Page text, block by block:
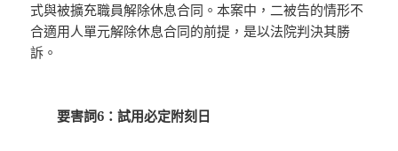
式與被擴充職員解除休息合同。本案中，二被告的情形不
合適用人單元解除休息合同的前提，是以法院判決其勝
訴。
要害詞6：試用必定附刻日